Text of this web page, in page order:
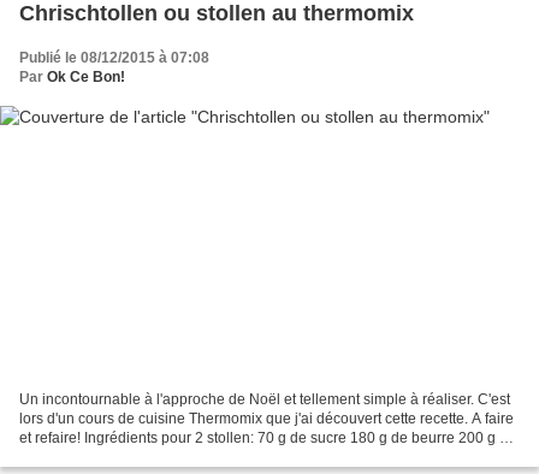
Chrischtollen ou stollen au thermomix
Publié le 08/12/2015 à 07:08
Par Ok Ce Bon!
Un incontournable à l'approche de Noël et tellement simple à réaliser. C'est
lors d'un cours de cuisine Thermomix que j'ai découvert cette recette. A faire
et refaire! Ingrédients pour 2 stollen: 70 g de sucre 180 g de beurre 200 g de